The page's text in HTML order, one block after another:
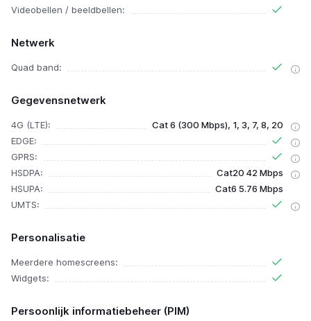
Videobellen / beeldbellen:
Netwerk
Quad band:
Gegevensnetwerk
4G (LTE):
Cat 6 (300 Mbps), 1, 3, 7, 8, 20
EDGE:
GPRS:
HSDPA:
Cat20 42 Mbps
HSUPA:
Cat6 5.76 Mbps
UMTS:
Personalisatie
Meerdere homescreens:
Widgets:
Persoonlijk informatiebeheer (PIM)